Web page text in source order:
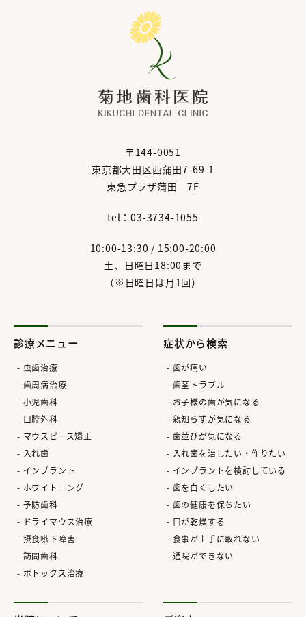
〒144-0051
東京都大田区西蒲田7-69-1
東急プラザ蒲田 7F
tel：03-3734-1055
10:00-13:30 / 15:00-20:00
土、日曜日18:00まで
（※日曜日は月1回）
診療メニュー
虫歯治療
歯周病治療
小児歯科
口腔外科
マウスピース矯正
入れ歯
インプラント
ホワイトニング
予防歯科
ドライマウス治療
摂食嚥下障害
訪問歯科
ボトックス治療
症状から検索
歯が痛い
歯茎トラブル
お子様の歯が気になる
親知らずが気になる
歯並びが気になる
入れ歯を治したい・作りたい
インプラントを検討している
歯を白くしたい
歯の健康を保ちたい
口が乾燥する
食事が上手に取れない
通院ができない